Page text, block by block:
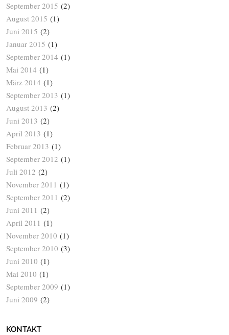
September 2015 (2)
August 2015 (1)
Juni 2015 (2)
Januar 2015 (1)
September 2014 (1)
Mai 2014 (1)
März 2014 (1)
September 2013 (1)
August 2013 (2)
Juni 2013 (2)
April 2013 (1)
Februar 2013 (1)
September 2012 (1)
Juli 2012 (2)
November 2011 (1)
September 2011 (2)
Juni 2011 (2)
April 2011 (1)
November 2010 (1)
September 2010 (3)
Juni 2010 (1)
Mai 2010 (1)
September 2009 (1)
Juni 2009 (2)
KONTAKT